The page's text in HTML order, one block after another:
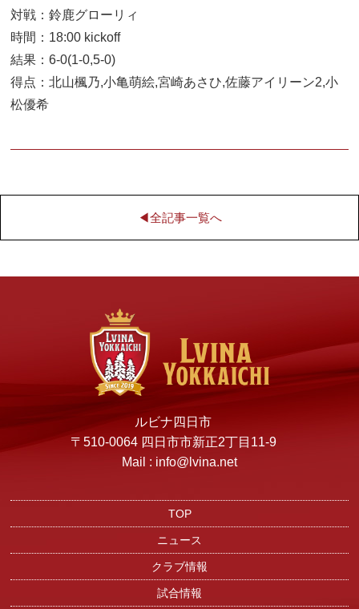
対戦：鈴鹿グローリィ
時間：18:00 kickoff
結果：6-0(1-0,5-0)
得点：北山楓乃,小亀萌絵,宮崎あさひ,佐藤アイリーン2,小
松優希
◀︎全記事一覧へ
ルビナ四日市
〒510-0064 四日市市新正2丁目11-9
Mail : info@lvina.net
TOP
ニュース
クラブ情報
試合情報